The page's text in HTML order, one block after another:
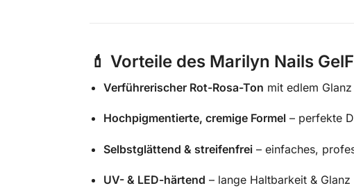
💄 Vorteile des Marilyn Nails
Verführerischer Rot-Rosa-Ton mit edlem Glanz
Hochpigmentierte, cremige Formel– perfekte
Selbstglättend & streifenfrei– einfaches,
UV- & LED-härtend – lange Haltbarkeit & Glanz